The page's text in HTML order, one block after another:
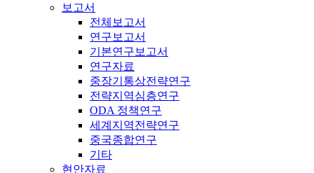
보고서
전체보고서
연구보고서
기본연구보고서
연구자료
중장기통상전략연구
전략지역심층연구
ODA 정책연구
세계지역전략연구
중국종합연구
기타
현안자료